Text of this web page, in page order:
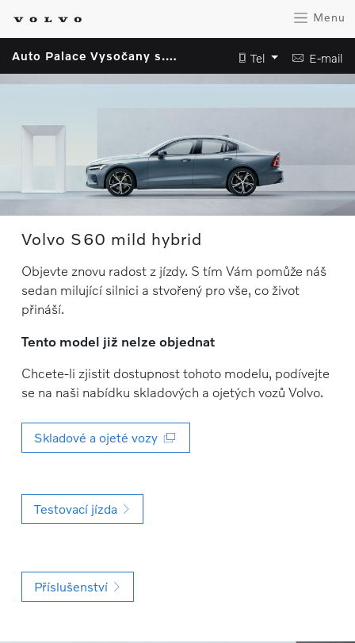
Menu
Auto Palace Vysočany s.r.o. Tel E-mail
Volvo S60 mild hybrid
Objevte znovu radost z jízdy. S tím Vám pomůže náš
sedan milující silnici a stvořený pro vše, co život
přináší.
Tento model již nelze objednat
Chcete-li zjistit dostupnost tohoto modelu, podívejte
se na naši nabídku skladových a ojetých vozů Volvo.
Skladové a ojeté vozy
Testovací jízda
Příslušenství